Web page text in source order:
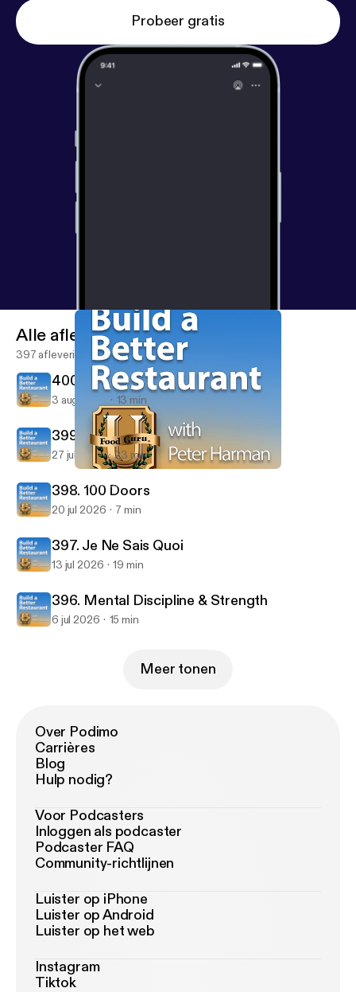
Probeer gratis
Build A Better Restaurant with Peter Harman
Alle afleveringen
397 afleveringen
400. The Magic of Thinking Big!
3 aug 2026 13 min
399. The Turning Point
27 jul 2026 23 min
398. 100 Doors
20 jul 2026 7 min
397. Je Ne Sais Quoi
13 jul 2026 19 min
396. Mental Discipline & Strength
6 jul 2026 15 min
Meer tonen
Over Podimo
Carrières
Blog
Hulp nodig?
Voor Podcasters
Inloggen als podcaster
Podcaster FAQ
Community-richtlijnen
Luister op iPhone
Luister op Android
Luister op het web
Instagram
Tiktok